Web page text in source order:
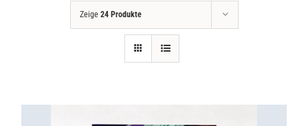
Zeige 24 Produkte